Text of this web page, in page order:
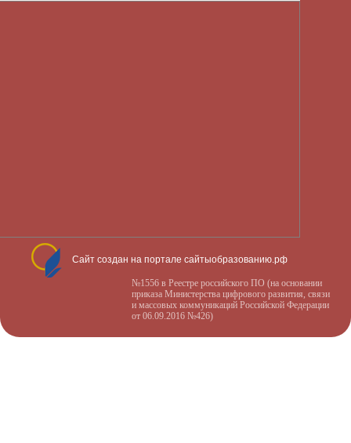
Сайт создан на портале сайтыобразованию.рф
№1556 в Реестре российского ПО (на основании
приказа Министерства цифрового развития, связи
и массовых коммуникаций Российской Федерации
от 06.09.2016 №426)